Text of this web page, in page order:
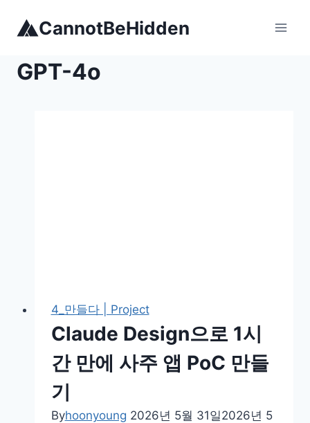
CannotBeHidden
GPT-4o
4_만들다 | Project
Claude Design으로 1시
간 만에 사주 앱 PoC 만들
기
Byhoonyoung 2026년 5월 31일2026년 5